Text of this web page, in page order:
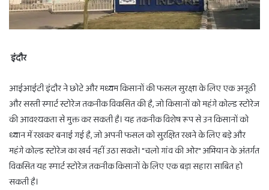
इंदौर
आईआईटी इंदौर ने छोटे और मध्यम किसानों की फसल सुरक्षा के लिए एक अनूठी
और सस्ती स्मार्ट स्टोरेज तकनीक विकसित की है, जो किसानों को महंगे कोल्ड स्टोरेज
की आवश्यकता से मुक्त कर सकती है। यह तकनीक विशेष रूप से उन किसानों को
ध्यान में रखकर बनाई गई है, जो अपनी फसल को सुरक्षित रखने के लिए बड़े और
महंगे कोल्ड स्टोरेज का खर्च नहीं उठा सकते। "चलो गांव की ओर" अभियान के अंतर्गत
विकसित यह स्मार्ट स्टोरेज तकनीक किसानों के लिए एक बड़ा सहारा साबित हो
सकती है।